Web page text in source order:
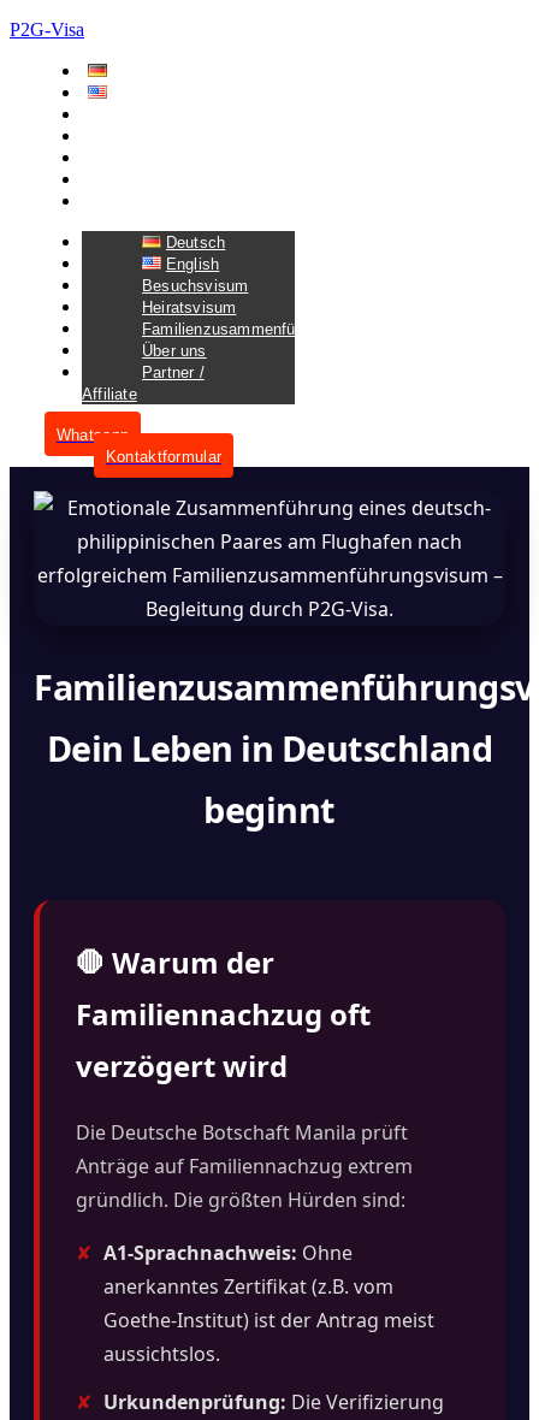
P2G-Visa
Deutsch
English
Besuchsvisum
Heiratsvisum
Familienzusammenführungsvisum
Über uns
Partner /
Affiliate
Whatsapp
Kontaktformular
Dein Leben in Deutschland
beginnt
🛑 Warum der
Familiennachzug oft
verzögert wird
Die Deutsche Botschaft Manila prüft
Anträge auf Familiennachzug extrem
gründlich. Die größten Hürden sind:
✘ A1-Sprachnachweis: Ohne
anerkanntes Zertifikat (z.B. vom
Goethe-Institut) ist der Antrag meist
aussichtslos.
✘ Urkundenprüfung: Die Verifizierung